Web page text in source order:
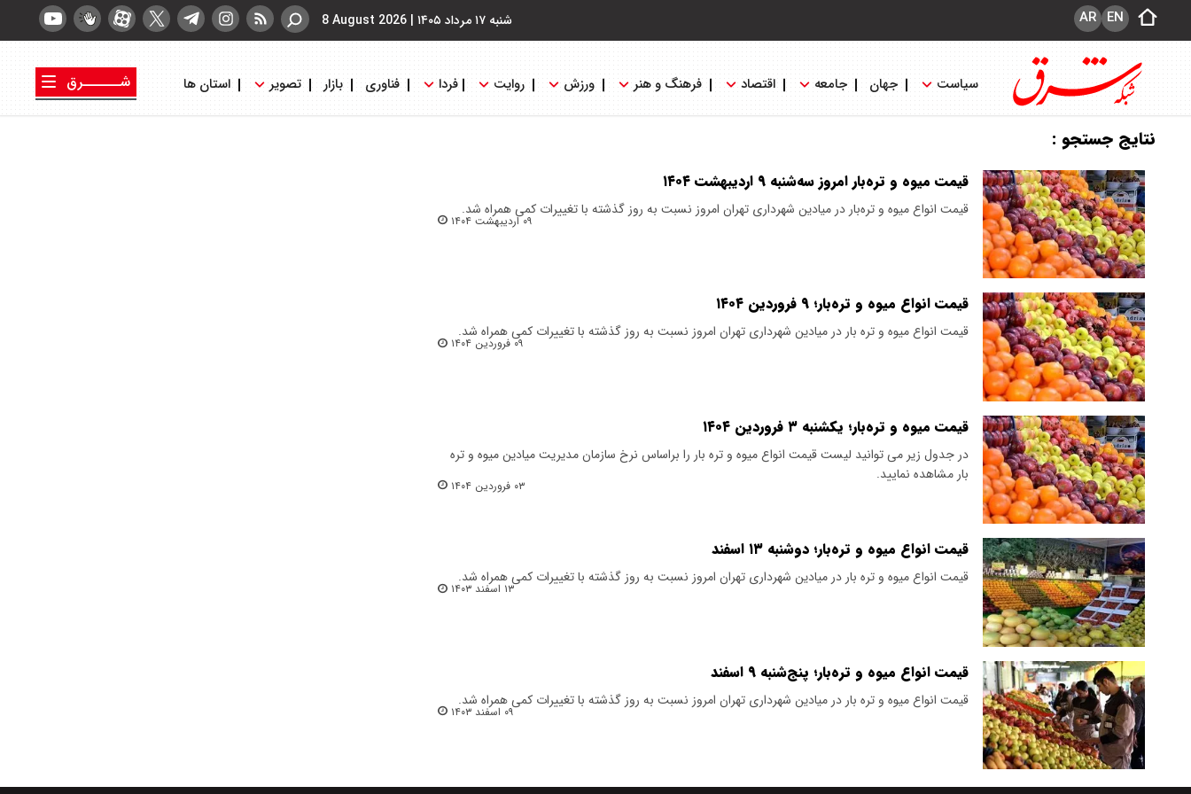
شنبه ۱۷ مرداد ۱۴۰۵ |
8 August 2026 EN
AR
سیاست جهان جامعه اقتصاد فرهنگ و هنر ورزش روایت فردا فناوری بازار تصویر استان ها
شــــــرق
نتایج جستجو :
قیمت میوه و تره‌بار امروز سه‌شنبه ۹ اردیبهشت ۱۴۰۴
قیمت انواع میوه و تره‌بار در میادین شهرداری تهران امروز نسبت به روز گذشته با تغییرات کمی همراه شد.
۰۹ اردیبهشت ۱۴۰۴
قیمت انواع میوه و تره‌بار؛ ۹ فروردین ۱۴۰۴
قیمت انواع میوه و تره بار در میادین شهرداری تهران امروز نسبت به روز گذشته با تغییرات کمی همراه شد.
۰۹ فروردین ۱۴۰۴
قیمت میوه و تره‌بار؛ یکشنبه ۳ فروردین ۱۴۰۴
در جدول زیر می توانید لیست قیمت انواع میوه و تره بار را براساس نرخ سازمان مدیریت میادین میوه و تره
بار مشاهده نمایید.
۰۳ فروردین ۱۴۰۴
قیمت انواع میوه و تره‌بار؛ دوشنبه ۱۳ اسفند
قیمت انواع میوه و تره بار در میادین شهرداری تهران امروز نسبت به روز گذشته با تغییرات کمی همراه شد.
۱۳ اسفند ۱۴۰۳
قیمت انواع میوه و تره‌بار؛ پنج‌شنبه ۹ اسفند
قیمت انواع میوه و تره بار در میادین شهرداری تهران امروز نسبت به روز گذشته با تغییرات کمی همراه شد.
۰۹ اسفند ۱۴۰۳